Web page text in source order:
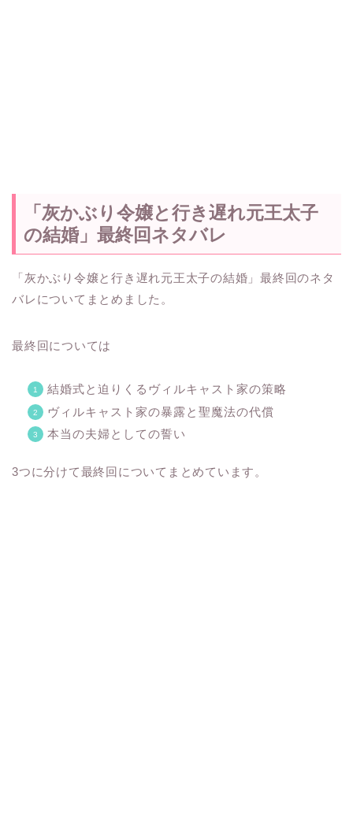
「灰かぶり令嬢と行き遅れ元王太子
の結婚」最終回ネタバレ
「灰かぶり令嬢と行き遅れ元王太子の結婚」最終回のネタ
バレについてまとめました。
最終回については
結婚式と迫りくるヴィルキャスト家の策略
ヴィルキャスト家の暴露と聖魔法の代償
本当の夫婦としての誓い
3つに分けて最終回についてまとめています。